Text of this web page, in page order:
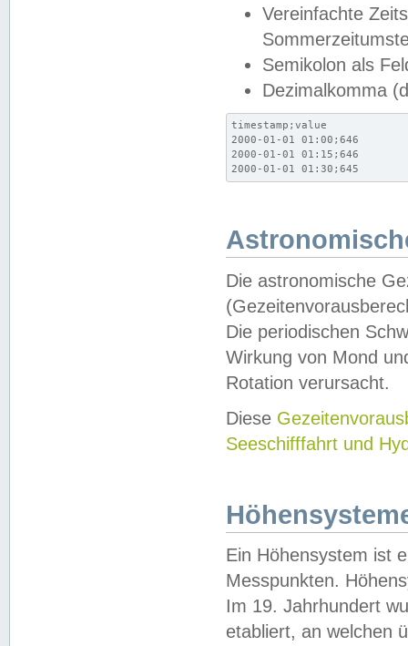
Vereinfachte
Semikolon als
Dezimalkomma
timestamp;value
2000-01-01 01:00;646
2000-01-01 01:15;646
2000-01-01 01:30;645
Die astronomische
Die periodischen
Wirkung von Mond
Rotation verursacht.
Diese
Seeschifffahrt und
Ein Höhensystem ist
Messpunkten.
Im 19. Jahrhundert
etabliert, an welchen